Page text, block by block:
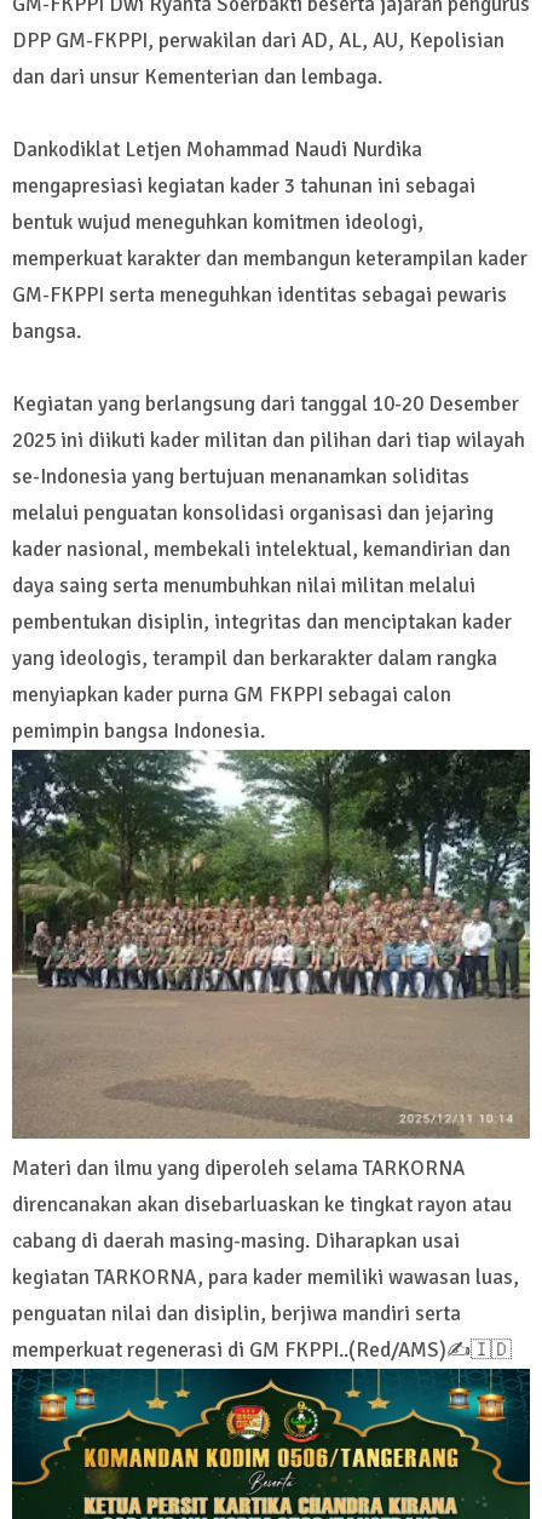
DPP GM-FKPPI, perwakilan dari AD, AL, AU, Kepolisian
dan dari unsur Kementerian dan lembaga.
Dankodiklat Letjen Mohammad Naudi Nurdika
mengapresiasi kegiatan kader 3 tahunan ini sebagai
bentuk wujud meneguhkan komitmen ideologi,
memperkuat karakter dan membangun keterampilan kader
GM-FKPPI serta meneguhkan identitas sebagai pewaris
bangsa.
Kegiatan yang berlangsung dari tanggal 10-20 Desember
2025 ini diikuti kader militan dan pilihan dari tiap wilayah
se-Indonesia yang bertujuan menanamkan soliditas
melalui penguatan konsolidasi organisasi dan jejaring
kader nasional, membekali intelektual, kemandirian dan
daya saing serta menumbuhkan nilai militan melalui
pembentukan disiplin, integritas dan menciptakan kader
yang ideologis, terampil dan berkarakter dalam rangka
menyiapkan kader purna GM FKPPI sebagai calon
pemimpin bangsa Indonesia.
Materi dan ilmu yang diperoleh selama TARKORNA
direncanakan akan disebarluaskan ke tingkat rayon atau
cabang di daerah masing-masing. Diharapkan usai
kegiatan TARKORNA, para kader memiliki wawasan luas,
penguatan nilai dan disiplin, berjiwa mandiri serta
memperkuat regenerasi di GM FKPPI..(Red/AMS)✍️🇮🇩